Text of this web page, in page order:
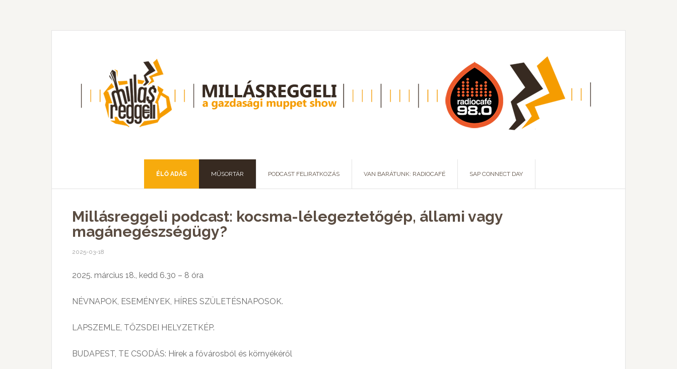
ÉLŐ ADÁS MŰSORTÁR PODCAST FELIRATKOZÁS VAN BARÁTUNK: RADIOCAFÉ SAP CONNECT DAY
Millásreggeli podcast: kocsma-lélegeztetőgép, állami vagy
magánegészségügy?
2025-03-18
2025. március 18., kedd 6.30 – 8 óra
NÉVNAPOK, ESEMÉNYEK, HÍRES SZÜLETÉSNAPOSOK.
LAPSZEMLE, TŐZSDEI HELYZETKÉP.
BUDAPEST, TE CSODÁS: Hírek a fővárosból és környékéről